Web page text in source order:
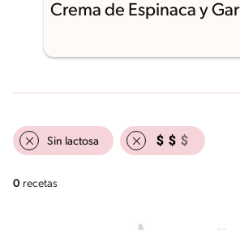
Crema de Espinaca y
Sin lactosa
0 recetas